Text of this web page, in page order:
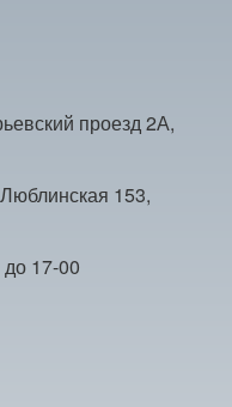
проезд 2А,
153,
17-00